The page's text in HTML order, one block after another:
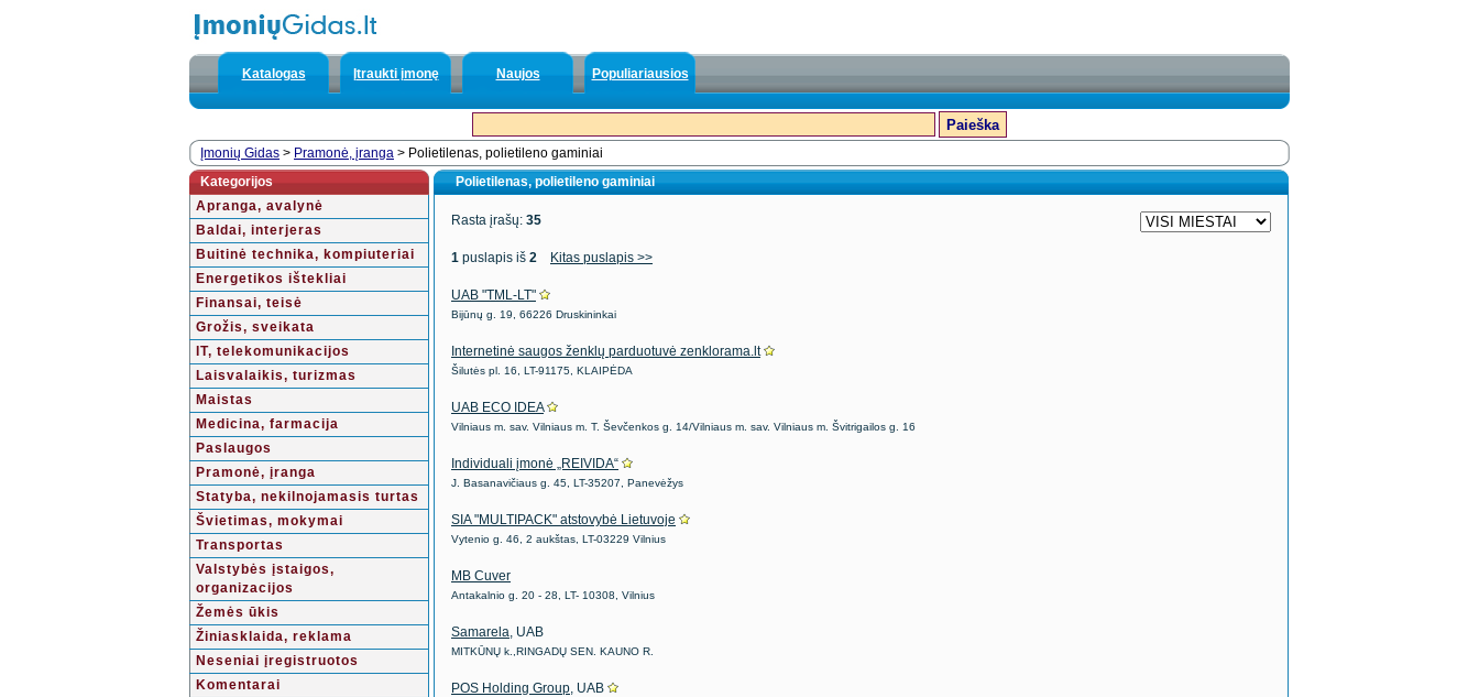
Katalogas Įtraukti įmonę Naujos Populiariausios
Įmonių Gidas > Pramonė, įranga > Polietilenas, polietileno gaminiai
Kategorijos
Apranga, avalynė
Baldai, interjeras
Buitinė technika, kompiuteriai
Energetikos ištekliai
Finansai, teisė
Grožis, sveikata
IT, telekomunikacijos
Laisvalaikis, turizmas
Maistas
Medicina, farmacija
Paslaugos
Pramonė, įranga
Statyba, nekilnojamasis turtas
Švietimas, mokymai
Transportas
Valstybės įstaigos,
organizacijos
Žemės ūkis
Žiniasklaida, reklama
Neseniai įregistruotos
Komentarai
Polietilenas, polietileno gaminiai
Rasta įrašų: 35
1 puslapis iš 2 Kitas puslapis >>
UAB "TML-LT"
Bijūnų g. 19, 66226 Druskininkai
Internetinė saugos ženklų parduotuvė zenklorama.lt
Šilutės pl. 16, LT-91175, KLAIPĖDA
UAB ECO IDEA
Vilniaus m. sav. Vilniaus m. T. Ševčenkos g. 14/Vilniaus m. sav. Vilniaus m. Švitrigailos g. 16
Individuali įmonė „REIVIDA“
J. Basanavičiaus g. 45, LT-35207, Panevėžys
SIA "MULTIPACK" atstovybė Lietuvoje
Vytenio g. 46, 2 aukštas, LT-03229 Vilnius
MB Cuver
Antakalnio g. 20 - 28, LT- 10308, Vilnius
Samarela, UAB
MITKŪNŲ k.,RINGADŲ SEN. KAUNO R.
POS Holding Group, UAB